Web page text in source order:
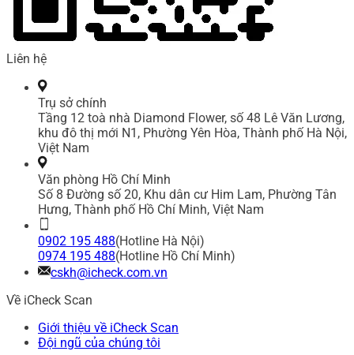
Liên hệ
Trụ sở chính
Tầng 12 toà nhà Diamond Flower, số 48 Lê Văn Lương,
khu đô thị mới N1, Phường Yên Hòa, Thành phố Hà Nội,
Việt Nam
Văn phòng Hồ Chí Minh
Số 8 Đường số 20, Khu dân cư Him Lam, Phường Tân
Hưng, Thành phố Hồ Chí Minh, Việt Nam
0902 195 488(Hotline Hà Nội)
0974 195 488(Hotline Hồ Chí Minh)
cskh@icheck.com.vn
Về iCheck Scan
Giới thiệu về iCheck Scan
Đội ngũ của chúng tôi